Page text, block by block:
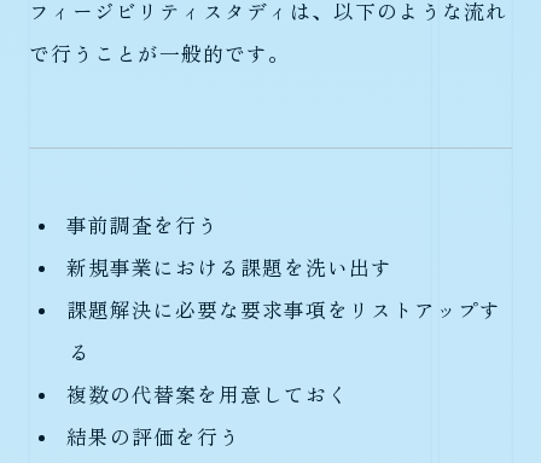
フィージビリティスタディは、以下のような流れ
で行うことが一般的です。
事前調査を行う
新規事業における課題を洗い出す
課題解決に必要な要求事項をリストアップす
る
複数の代替案を用意しておく
結果の評価を行う